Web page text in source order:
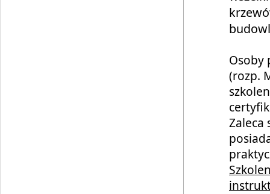
Osoby
(rozp.
Zaleca